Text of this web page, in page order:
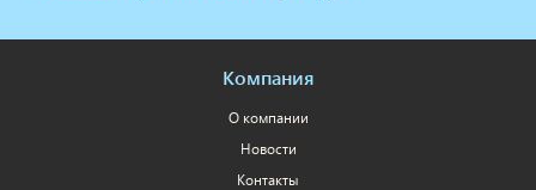
Компания
О компании
Новости
Контакты